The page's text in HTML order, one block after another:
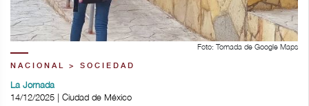
Foto: Tomada de Google Maps
NACIONAL > SOCIEDAD
La Jornada
14/12/2025 | Ciudad de México